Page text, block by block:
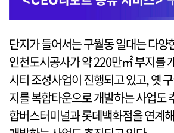
단지가 들어서는 구월동 일대는 다양
인천도시공사가 약 220만㎡ 부지를
시티 조성사업이 진행되고 있고, 옛
지를 복합타운으로 개발하는 사업도
합버스터미널과 롯데백화점을 연계